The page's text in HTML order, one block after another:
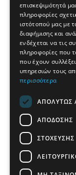
επισκεψιμότητά
πληροφορίες
ιστότοπού μας με
διαφήμισης και
ενδέχεται να τις
πληροφορίες που
που έχουν
υπηρεσιών τους
περισσότερα
ΑΠΟΛΎΤΩΣ
ΑΠΌΔΟΣΗΣ
ΣΤΌΧΕΥΣΗΣ